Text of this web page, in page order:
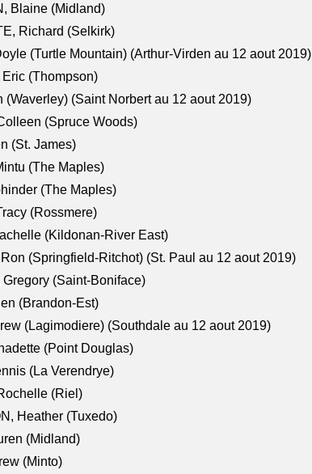
Blaine (Midland)
Richard (Selkirk)
(Turtle Mountain) (Arthur-Virden au 12 aout 2019)
(Thompson)
(Waverley) (Saint Norbert au 12 aout 2019)
(Spruce Woods)
(St. James)
(The Maples)
(The Maples)
(Rossmere)
(Kildonan-River East)
(Springfield-Ritchot) (St. Paul au 12 aout 2019)
(Saint-Boniface)
(Brandon-Est)
(Lagimodiere) (Southdale au 12 aout 2019)
(Point Douglas)
(La Verendrye)
(Riel)
Heather (Tuxedo)
(Midland)
(Minto)